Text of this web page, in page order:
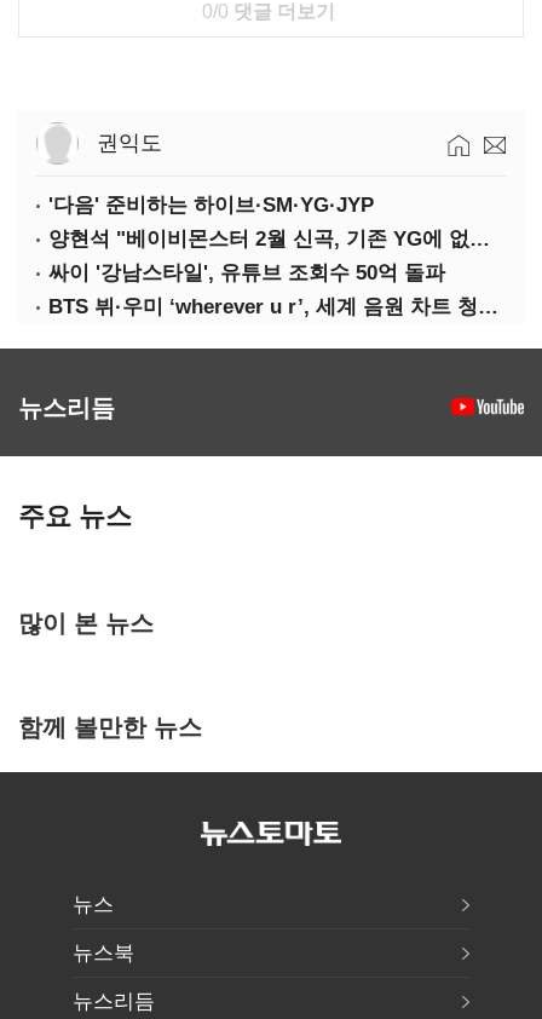
0/0 댓글 더보기
권익도
'다음' 준비하는 하이브·SM·YG·JYP
양현석 "베이비몬스터 2월 신곡, 기존 YG에 없던 노래"
싸이 '강남스타일', 유튜브 조회수 50억 돌파
BTS 뷔·우미 ‘wherever u r’, 세계 음원 차트 청신호
뉴스리듬
주요 뉴스
많이 본 뉴스
함께 볼만한 뉴스
뉴스
뉴스북
뉴스리듬